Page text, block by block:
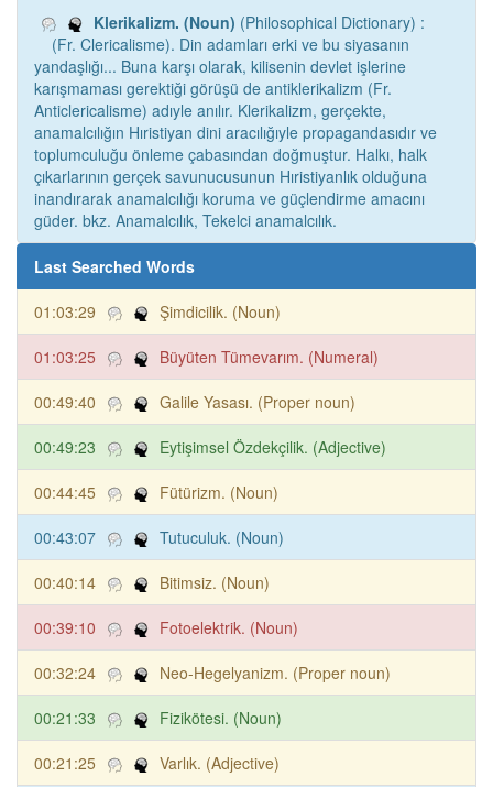
Klerikalizm. (Noun) (Philosophical Dictionary) :
(Fr. Clericalisme). Din adamları erki ve bu siyasanın
yandaşlığı... Buna karşı olarak, kilisenin devlet işlerine
karışmaması gerektiği görüşü de antiklerikalizm (Fr.
Anticlericalisme) adıyle anılır. Klerikalizm, gerçekte,
anamalcılığın Hıristiyan dini aracılığıyle propagandasıdır ve
toplumculuğu önleme çabasından doğmuştur. Halkı, halk
çıkarlarının gerçek savunucusunun Hıristiyanlık olduğuna
inandırarak anamalcılığı koruma ve güçlendirme amacını
güder. bkz. Anamalcılık, Tekelci anamalcılık.
Last Searched Words
01:03:29 Şimdicilik. (Noun)
01:03:25 Büyüten Tümevarım. (Numeral)
00:49:40 Galile Yasası. (Proper noun)
00:49:23 Eytişimsel Özdekçilik. (Adjective)
00:44:45 Fütürizm. (Noun)
00:43:07 Tutuculuk. (Noun)
00:40:14 Bitimsiz. (Noun)
00:39:10 Fotoelektrik. (Noun)
00:32:24 Neo-Hegelyanizm. (Proper noun)
00:21:33 Fizikötesi. (Noun)
00:21:25 Varlık. (Adjective)